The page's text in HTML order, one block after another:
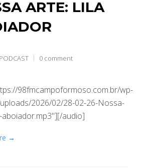
ARTE: LILA
PODCAST 0 comment
98fmcampoformoso.com.br/wp-
2026/02/28-02-26-Nossa-
aboiador.mp3"][/audio]
→